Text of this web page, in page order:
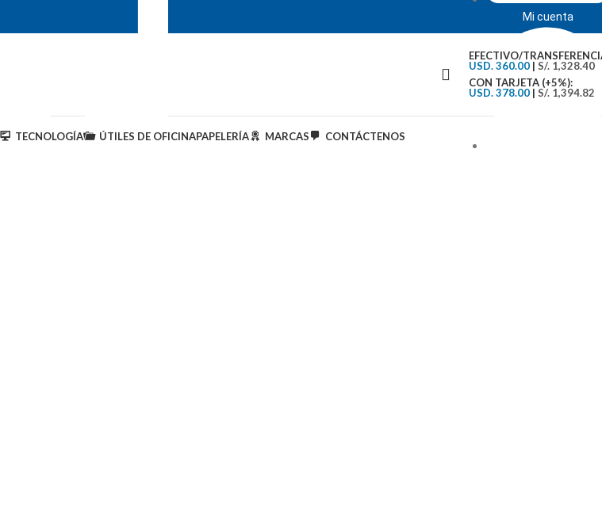
Mi cuenta
EFECTIVO/
USD. 360.00 | S/. 1,328.40
CON TARJETA (+5%):
USD. 378.00 | S/. 1,394.82
TECNOLOGÍA ÚTILES DE OFICINAPAPELERÍA MARCAS CONTÁCTENOS